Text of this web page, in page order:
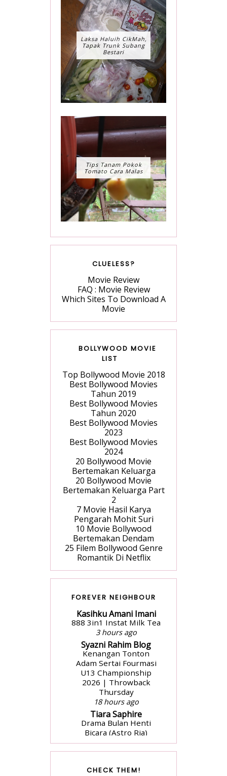
Laksa Haluih CikMah,
Tapak Trunk Subang
Bestari
Tips Tanam Pokok
Tomato Cara Malas
CLUELESS?
Movie Review
FAQ : Movie Review
Which Sites To Download A
Movie
BOLLYWOOD MOVIE
LIST
Top Bollywood Movie 2018
Best Bollywood Movies
Tahun 2019
Best Bollywood Movies
Tahun 2020
Best Bollywood Movies
2023
Best Bollywood Movies
2024
20 Bollywood Movie
Bertemakan Keluarga
20 Bollywood Movie
Bertemakan Keluarga Part
2
7 Movie Hasil Karya
Pengarah Mohit Suri
10 Movie Bollywood
Bertemakan Dendam
25 Filem Bollywood Genre
Romantik Di Netflix
FOREVER NEIGHBOUR
Kasihku Amani Imani
888 3in1 Instat Milk Tea
3 hours ago
Syazni Rahim Blog
Kenangan Tonton
Adam Sertai Fourmasi
U13 Championship
2026 | Throwback
Thursday
18 hours ago
Tiara Saphire
Drama Bulan Henti
Bicara (Astro Ria)
2 days ago
aziankhalil.com
Kebajikan Sekolah
CHECK THEM!